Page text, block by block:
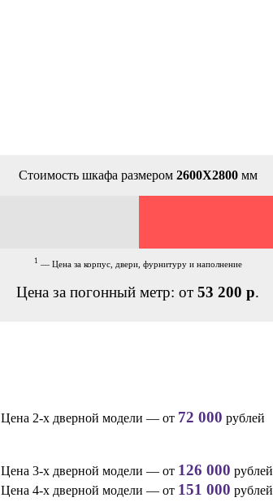
Стоимость шкафа размером 2600Х2800мм
1 — Цена за корпус, двери, фурнитуру и наполнение
Цена за погонный метр: от 53 200 р.
Цена 2-х дверной модели — от 72 000 рублей
Цена 3-х дверной модели — от 126 000 рублей
Цена 4-х дверной модели — от 151 000 рублей